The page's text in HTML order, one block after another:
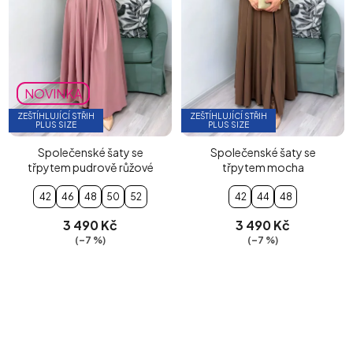
NOVINKA
ZEŠTÍHLUJÍCÍ STŘIH
PLUS SIZE
Společenské šaty se
třpytem pudrově růžové
42 46 48 50 52
3 490 Kč
(–7 %)
ZEŠTÍHLUJÍCÍ STŘIH
PLUS SIZE
Společenské šaty se
třpytem mocha
42 44 48
3 490 Kč
(–7 %)